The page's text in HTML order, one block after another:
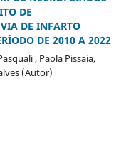
DE
DE INFARTO
DE 2010 A 2022
, Paola Pissaia,
(Autor)